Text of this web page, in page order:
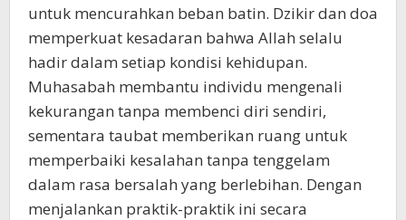
untuk mencurahkan beban batin. Dzikir dan doa
memperkuat kesadaran bahwa Allah selalu
hadir dalam setiap kondisi kehidupan.
Muhasabah membantu individu mengenali
kekurangan tanpa membenci diri sendiri,
sementara taubat memberikan ruang untuk
memperbaiki kesalahan tanpa tenggelam
dalam rasa bersalah yang berlebihan. Dengan
menjalankan praktik-praktik ini secara